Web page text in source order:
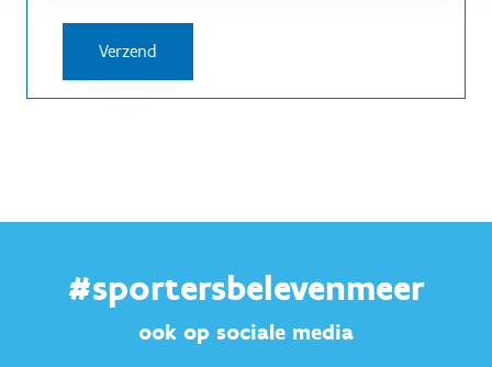
#sportersbelevenmeer
ook op sociale media